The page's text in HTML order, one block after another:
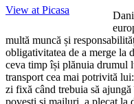
View at Picasa
multă muncă și
obligativitatea de a merge la
ceva timp își plănuia drumul
transport cea mai potrivită lui:
zi fixă când trebuia să